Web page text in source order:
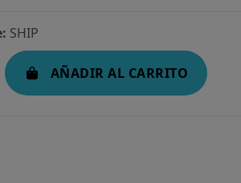
SHIP
AÑADIR AL CARRITO